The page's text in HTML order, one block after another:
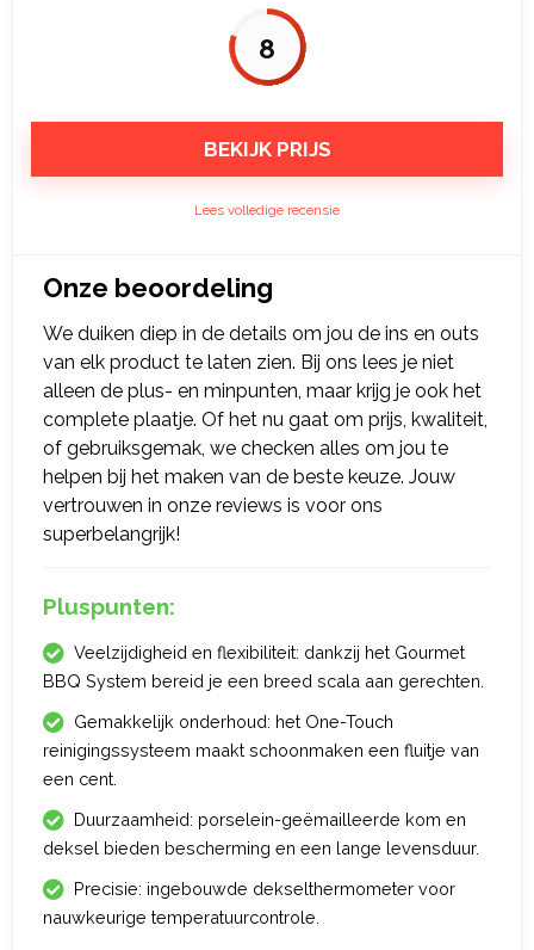
8
BEKIJK PRIJS
Lees volledige recensie
Onze beoordeling
We duiken diep in de details om jou de ins en outs
van elk product te laten zien. Bij ons lees je niet
alleen de plus- en minpunten, maar krijg je ook het
complete plaatje. Of het nu gaat om prijs, kwaliteit,
of gebruiksgemak, we checken alles om jou te
helpen bij het maken van de beste keuze. Jouw
vertrouwen in onze reviews is voor ons
superbelangrijk!
Pluspunten:
Veelzijdigheid en flexibiliteit: dankzij het Gourmet
BBQ System bereid je een breed scala aan gerechten.
Gemakkelijk onderhoud: het One-Touch
reinigingssysteem maakt schoonmaken een fluitje van
een cent.
Duurzaamheid: porselein-geëmailleerde kom en
deksel bieden bescherming en een lange levensduur.
Precisie: ingebouwde dekselthermometer voor
nauwkeurige temperatuurcontrole.